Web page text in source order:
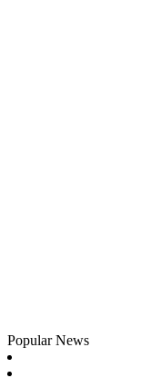
Popular News